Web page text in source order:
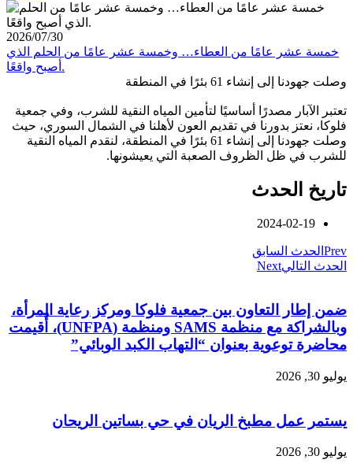
2026/07/30
خمسة عشر عامًا من العطاء… وخمسة عشر عامًا من الحلم الذي
أصبح واقعًا.
وصلت جهودنا إلى إنشاء 61 بئرًا في المنطقة
تعتبر الآبار مصدرًا أساسيًا لتأمين المياه النقية للشرب، وفي جمعية
فلوكا، نعتز بدورنا في تقديم العون لأهلنا في الشمال السوري، حيث
وصلت جهودنا إلى إنشاء 61 بئرًا في المنطقة، لنقدم المياه النقية
للشرب في ظل الظروف الصعبة التي يعيشونها.
تاريخ الحدث
2024-02-19
Prev الحدث السابق
الحدث التاليNext
ضمن إطار التعاون بين جمعية فلوكا ومركز رعاية المرأة،
وبالشراكة مع منظمة SAMS ومنظمة (UNFPA)، أُقيمت
محاضرة توعوية بعنوان “التهاب الكبد الوبائي”
يوليو 30, 2026
يستمر عمل مطبخ الريان في حي بساتين الريحان
يوليو 30, 2026